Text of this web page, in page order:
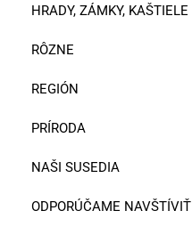
HRADY, ZÁMKY, KAŠTIELE
RÔZNE
REGIÓN
PRÍRODA
NAŠI SUSEDIA
ODPORÚČAME NAVŠTÍVIŤ